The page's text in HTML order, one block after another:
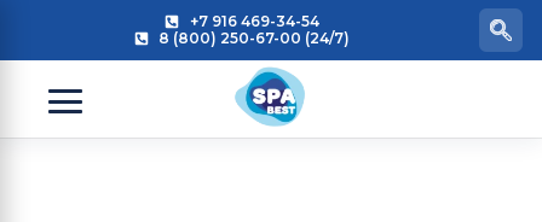
+7 916 469-34-54
8 (800) 250-67-00 (24/7)